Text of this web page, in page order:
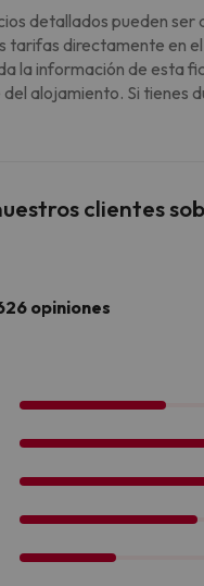
detallados pueden ser
tarifas directamente en el
la información de esta
alojamiento. Si tienes
clientes
opiniones